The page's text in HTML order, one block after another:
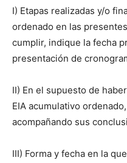
I) Etapas realizadas y/o
ordenado en las
cumplir, indique la fecha
presentación de
II) En el supuesto de
EIA acumulativo
acompañando sus
III) Forma y fecha en la